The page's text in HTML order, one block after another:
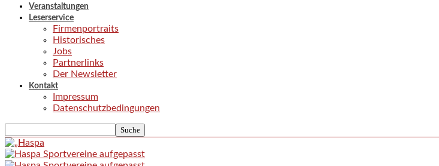
Veranstaltungen
Leserservice
Firmenportraits
Historisches
Jobs
Partnerlinks
Der Newsletter
Kontakt
Impressum
Datenschutzbedingungen